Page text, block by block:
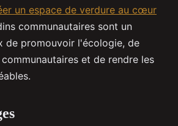
un espace de verdure au cœur
communautaires sont un
de promouvoir l'écologie, de
et de rendre les